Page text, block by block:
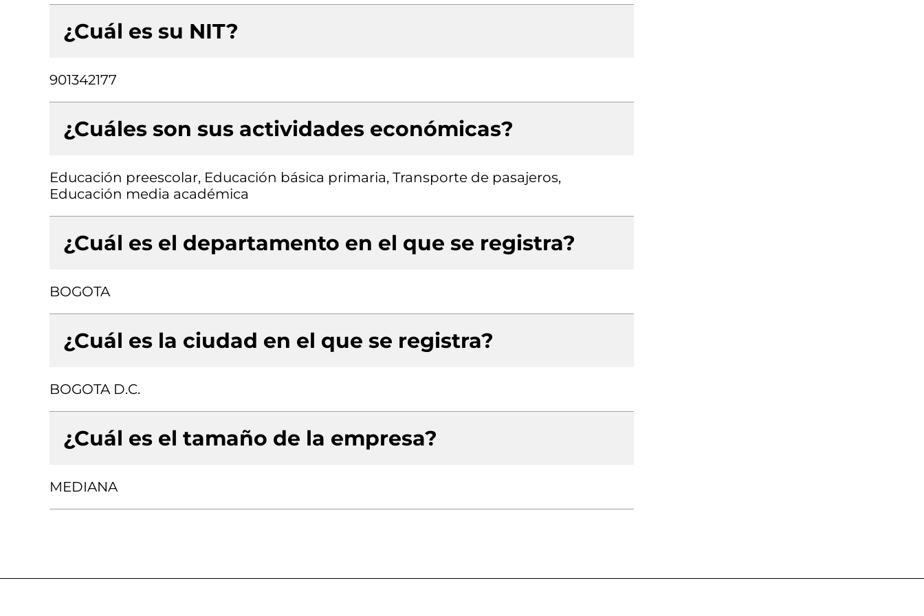
¿Cuál es su NIT?
901342177
¿Cuáles son sus actividades económicas?
Educación preescolar, Educación básica primaria, Transporte de pasajeros,
Educación media académica
¿Cuál es el departamento en el que se registra?
BOGOTA
¿Cuál es la ciudad en el que se registra?
BOGOTA D.C.
¿Cuál es el tamaño de la empresa?
MEDIANA